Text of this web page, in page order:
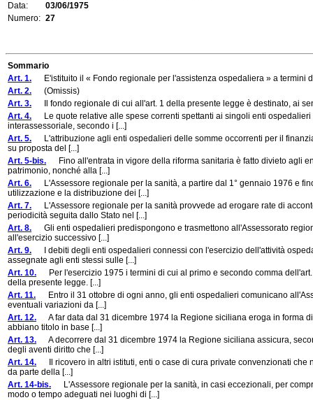
Data:
03/06/1975
Numero: 27
Sommario
Art. 1. E'istituito il « Fondo regionale per l'assistenza ospedaliera » a termini
Art. 2. (Omissis)
Art. 3. Il fondo regionale di cui all'art. 1 della presente legge è destinato, ai
Art. 4. Le quote relative alle spese correnti spettanti ai singoli enti
interassessoriale, secondo i [...]
Art. 5. L'attribuzione agli enti ospedalieri delle somme occorrenti per il
su proposta del [...]
Art. 5-bis. Fino all'entrata in vigore della riforma sanitaria è fatto divieto agli
patrimonio, nonché alla [...]
Art. 6. L'Assessore regionale per la sanità, a partire dal 1° gennaio 1976 e
utilizzazione e la distribuzione dei [...]
Art. 7. L'Assessore regionale per la sanità provvede ad erogare rate di
periodicità seguita dallo Stato nel [...]
Art. 8. Gli enti ospedalieri predispongono e trasmettono all'Assessorato
all'esercizio successivo [...]
Art. 9. I debiti degli enti ospedalieri connessi con l'esercizio dell'attività
assegnate agli enti stessi sulle [...]
Art. 10. Per l'esercizio 1975 i termini di cui al primo e secondo comma
della presente legge. [...]
Art. 11. Entro il 31 ottobre di ogni anno, gli enti ospedalieri comunicano
eventuali variazioni da [...]
Art. 12. A far data dal 31 dicembre 1974 la Regione siciliana eroga in forma
abbiano titolo in base [...]
Art. 13. A decorrere dal 31 dicembre 1974 la Regione siciliana assicura,
degli aventi diritto che [...]
Art. 14. Il ricovero in altri istituti, enti o case di cura private convenzionati che
da parte della [...]
Art. 14-bis. L'Assessore regionale per la sanità, in casi eccezionali, per
modo o tempo adeguati nei luoghi di [...]